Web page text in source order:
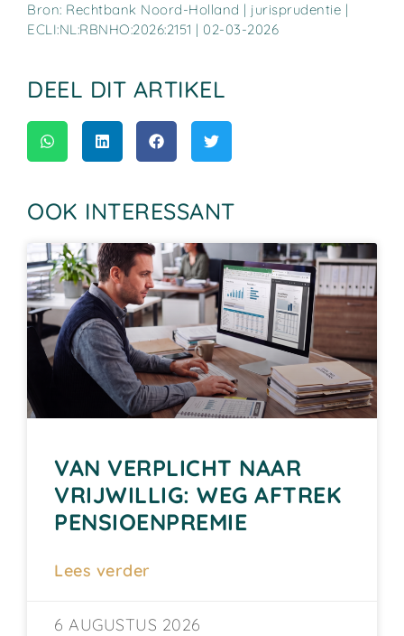
Bron: Rechtbank Noord-Holland | jurisprudentie |
ECLI:NL:RBNHO:2026:2151 | 02-03-2026
DEEL DIT ARTIKEL
OOK INTERESSANT
VAN VERPLICHT NAAR
VRIJWILLIG: WEG AFTREK
PENSIOENPREMIE
Lees verder
6 AUGUSTUS 2026